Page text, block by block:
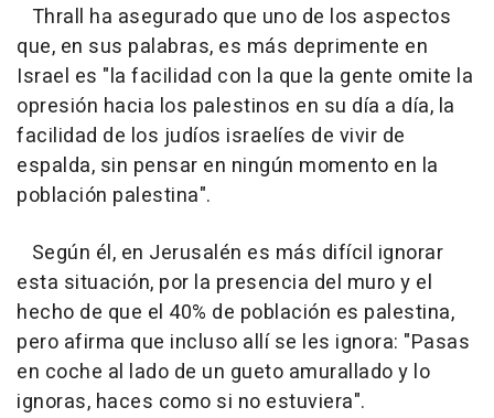
Thrall ha asegurado que uno de los aspectos
que, en sus palabras, es más deprimente en
Israel es "la facilidad con la que la gente omite la
opresión hacia los palestinos en su día a día, la
facilidad de los judíos israelíes de vivir de
espalda, sin pensar en ningún momento en la
población palestina".
Según él, en Jerusalén es más difícil ignorar
esta situación, por la presencia del muro y el
hecho de que el 40% de población es palestina,
pero afirma que incluso allí se les ignora: "Pasas
en coche al lado de un gueto amurallado y lo
ignoras, haces como si no estuviera".